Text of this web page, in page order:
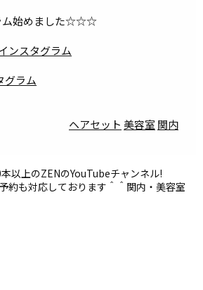
始めました☆☆☆
ンスタグラム
グラム
ヘアセット 美容室 関内
以上のZENのYouTubeチャンネル!
約も対応しております＾＾関内・美容室